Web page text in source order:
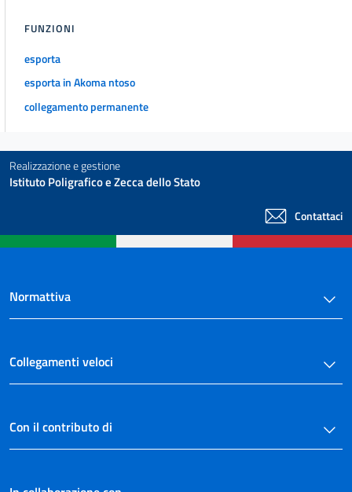
FUNZIONI
esporta
esporta in Akoma ntoso
collegamento permanente
Realizzazione e gestione
Istituto Poligrafico e Zecca dello Stato
Contattaci
Normattiva
Collegamenti veloci
Con il contributo di